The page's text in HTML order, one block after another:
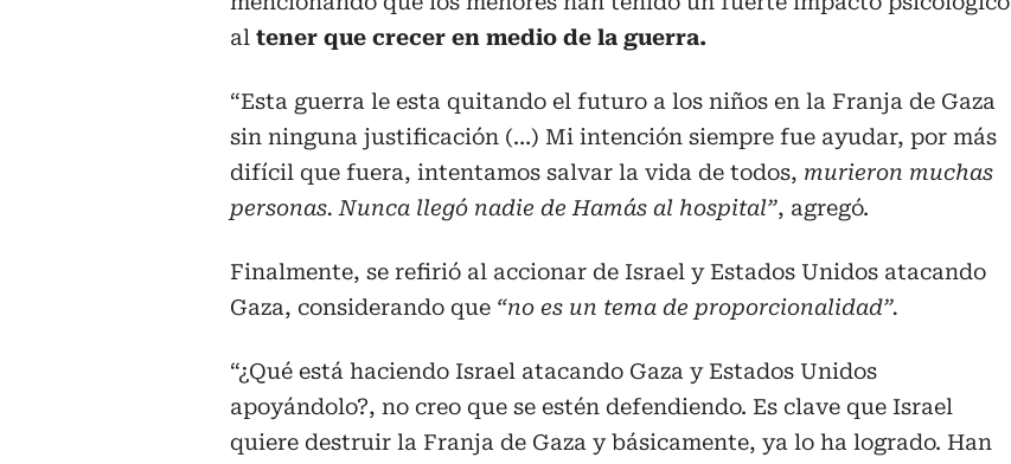
al tener que crecer en medio de la guerra.
“Esta guerra le esta quitando el futuro a los niños en la Franja de Gaza
sin ninguna justificación (…) Mi intención siempre fue ayudar, por más
difícil que fuera, intentamos salvar la vida de todos, murieron muchas
personas. Nunca llegó nadie de Hamás al hospital”, agregó.
Finalmente, se refirió al accionar de Israel y Estados Unidos atacando
Gaza, considerando que “no es un tema de proporcionalidad”.
“¿Qué está haciendo Israel atacando Gaza y Estados Unidos
apoyándolo?, no creo que se estén defendiendo. Es clave que Israel
quiere destruir la Franja de Gaza y básicamente, ya lo ha logrado. Han